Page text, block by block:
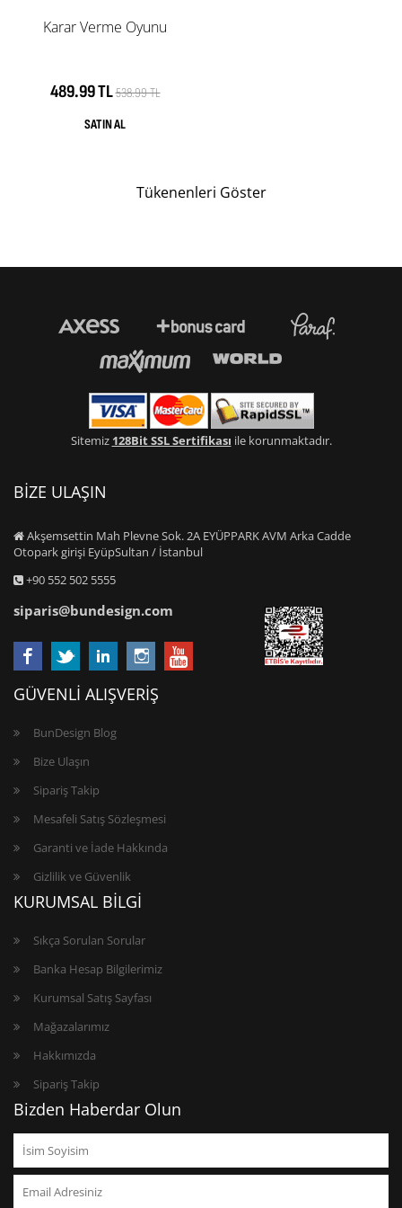
Karar Verme Oyunu
489.99 TL538.99 TL
Tükenenleri Göster
Sitemiz 128Bit SSL Sertifikası ile korunmaktadır.
BİZE ULAŞIN
Akşemsettin Mah Plevne Sok. 2A EYÜPPARK AVM Arka Cadde
Otopark girişi EyüpSultan / İstanbul
+90 552 502 5555
siparis@bundesign.com
GÜVENLİ ALIŞVERİŞ
BunDesign Blog
Bize Ulaşın
Sipariş Takip
Mesafeli Satış Sözleşmesi
Garanti ve İade Hakkında
Gizlilik ve Güvenlik
KURUMSAL BİLGİ
Sıkça Sorulan Sorular
Banka Hesap Bilgilerimiz
Kurumsal Satış Sayfası
Mağazalarımız
Hakkımızda
Sipariş Takip
Bizden Haberdar Olun